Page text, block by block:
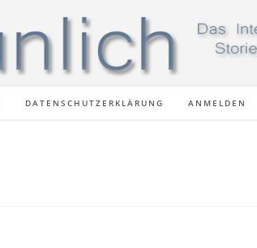
DATENSCHUTZERKLÄRUNG ANMELDEN